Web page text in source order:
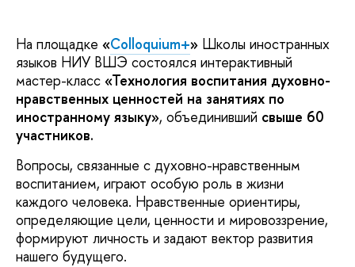
На площадке «Colloquium+» Школы иностранных
языков НИУ ВШЭ состоялся интерактивный
мастер-класс «Технология воспитания духовно-
нравственных ценностей на занятиях по
иностранному языку», объединивший свыше 60
участников.
Вопросы, связанные с духовно-нравственным
воспитанием, играют особую роль в жизни
каждого человека. Нравственные ориентиры,
определяющие цели, ценности и мировоззрение,
формируют личность и задают вектор развития
нашего будущего.